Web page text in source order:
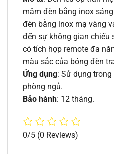
mâm đèn bằng inox
đèn bằng inox mạ vàng
đến sự không gian chiếu
có tích hợp remote đa
màu sắc của bóng đèn
Ứng dụng: Sử dụng
phòng ngủ.
Bảo hành: 12 tháng.
0/5 (0 Reviews)